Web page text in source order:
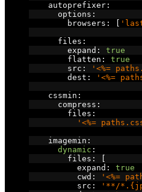
    autoprefixer
:
      options
:
        browsers
:
      files
:
        expand
:
true
        flatten
:
true
        src
:
'<%=
        dest
:
'<%=
    cssmin
:
      compress
:
        files
:
'<%=
    imagemin
:
dynamic :
        files
:
          expand
:
true
          cwd
:
'<%=
          src
:
'**/